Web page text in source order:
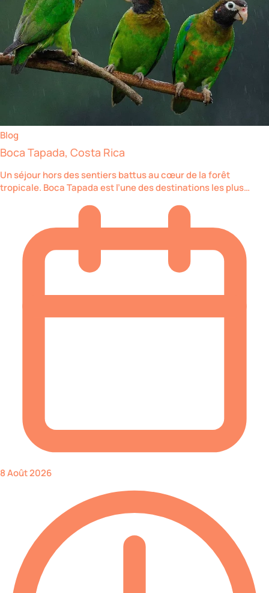
Blog
Boca Tapada, Costa Rica
Un séjour hors des sentiers battus au cœur de la forêt
tropicale. Boca Tapada est l’une des destinations les plus…
8 Août 2026